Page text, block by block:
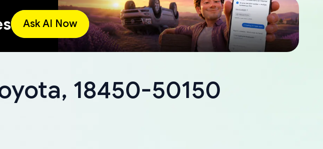
Ask AI Now
18450-50150